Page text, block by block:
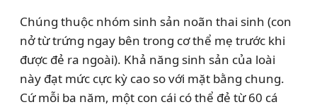
Chúng thuộc nhóm sinh sản noãn thai sinh (con
nở từ trứng ngay bên trong cơ thể mẹ trước khi
được đẻ ra ngoài). Khả năng sinh sản của loài
này đạt mức cực kỳ cao so với mặt bằng chung.
Cứ mỗi ba năm, một con cái có thể đẻ từ 60 cá